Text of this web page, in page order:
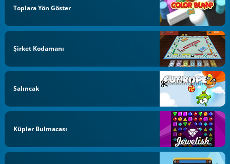
Toplara Yön Göster
Şirket Kodamanı
Salıncak
Küpler Bulmacası